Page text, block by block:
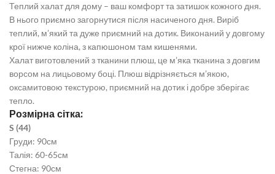
Теплий халат для дому – ваш комфорт та затишок кожного дня.
В нього приємно загорнутися після насиченого дня. Виріб
теплий, м’який та дуже приємний на дотик. Виконаний у довгому
крої нижче коліна, з капюшоном там кишенями.
Халат виготовлений з тканини плюш, це м’яка тканина з довгим
ворсом на лицьовому боці. Плюш відрізняється м’якою,
оксамитовою текстурою, приємний на дотик і добре зберігає
тепло.
Розмірна сітка:
S (44)
Груди: 90см
Талія: 60-65см
Стегна: 90см